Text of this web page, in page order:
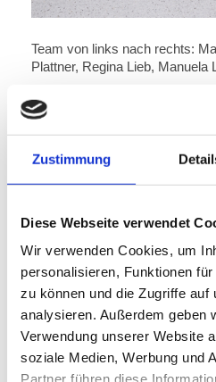
Zustimmung
Diese Webseite verwendet
Wir verwenden Cookies, um
personalisieren, Funktionen
zu können und die Zugriffe auf
analysieren. Außerdem geben
Verwendung unserer Website
soziale Medien, Werbung und
Partner führen diese
Team von links nach rechts:
Plattner, Regina Lieb, Manuela
Dr. Markus Angerer
Arzt für Allgemeinmedizin
Beruflicher Werdegang
Tätigkeit als Gastarzt an der
Ausbildung zum Arzt für
BKH Kufstein
Sekundararzt Abt. für Innere
Seit September 2005 selbständig
Notarzt
Tätigkeit als Betriebsarzt für
2012
Notarzt beim Roten Kreuz